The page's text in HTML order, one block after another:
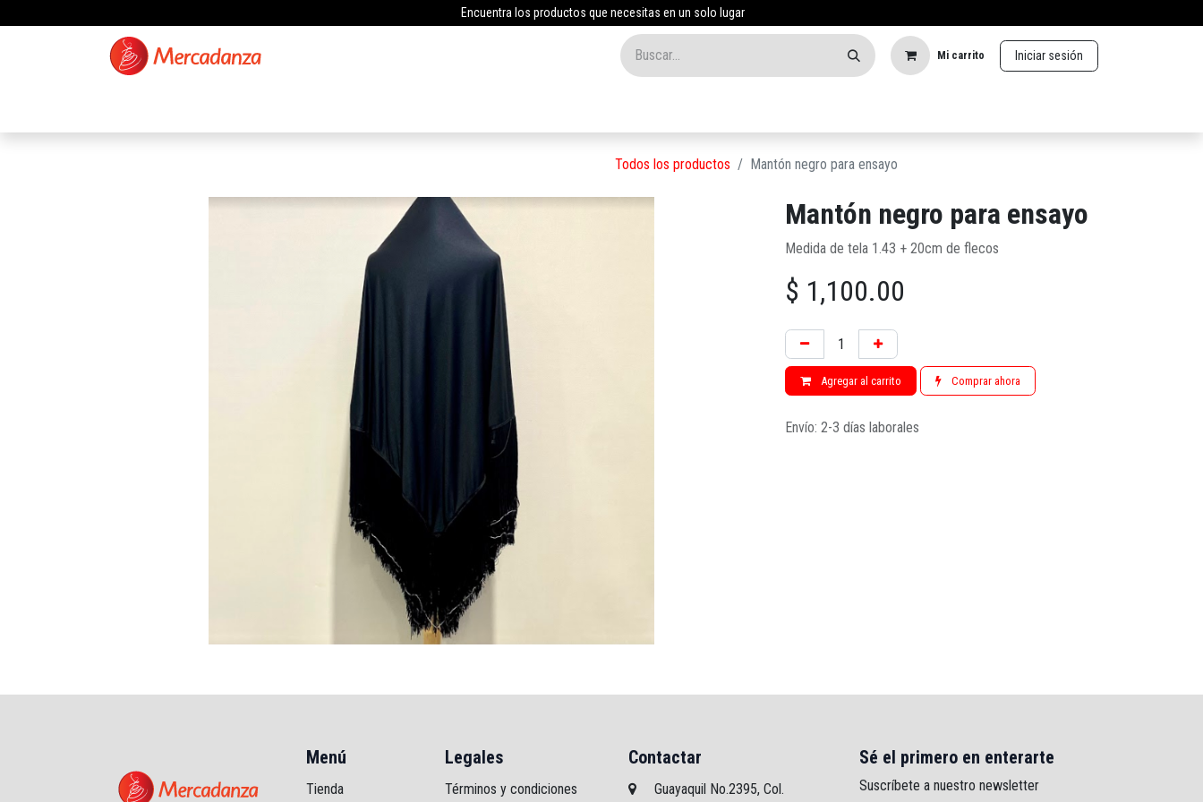
Encuentra los productos que necesitas en un solo lugar
Mi carrito Iniciar sesión
Todos los productos Mantón negro para ensayo
Mantón negro para ensayo
Medida de tela 1.43 + 20cm de flecos
$ 1,100.00
Agregar al carrito Comprar ahora
Envío: 2-3 días laborales
Sé el primero en enterarte
Suscríbete a nuestro newsletter
Contactar
Guayaquil No.2395, Col.
Legales
Términos y condiciones
Menú
Tienda